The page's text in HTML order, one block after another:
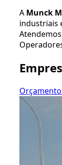
A Munck
industriais
Atendemos